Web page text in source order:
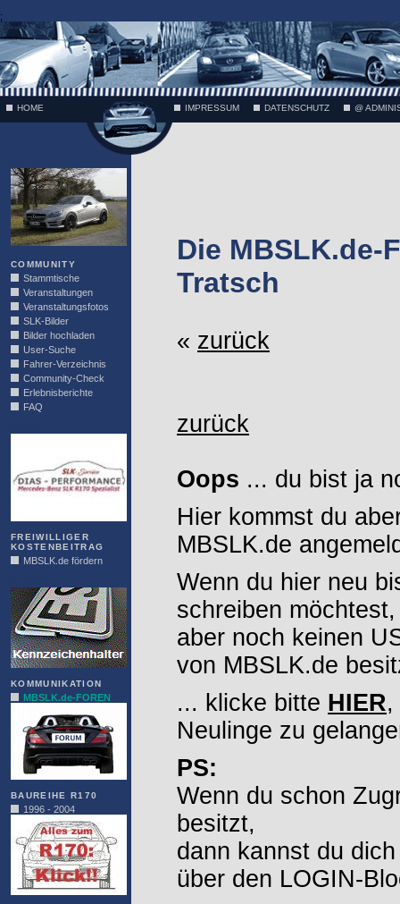
;
HOME IMPRESSUM DATENSCHUTZ @
COMMUNITY
Stammtische
Veranstaltungen
Veranstaltungsfotos
SLK-Bilder
Bilder hochladen
User-Suche
Fahrer-Verzeichnis
Community-Check
Erlebnisberichte
FAQ
FREIWILLIGER
KOSTENBEITRAG
MBSLK.de fördern
KOMMUNIKATION
MBSLK.de-FOREN
BAUREIHE R170
1996 - 2004
Die MBSLK.de-
Tratsch
« zurück
zurück
Oops ... du bist ja
Hier kommst du
MBSLK.de
Wenn du hier neu
schreiben möchtest,
aber noch keinen
von MBSLK.de
... klicke bitte HIER,
Neulinge zu
PS:
Wenn du schon
besitzt,
dann kannst du
über den LOGIN-